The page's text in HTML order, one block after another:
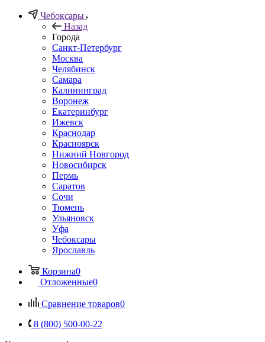
Чебоксары
Назад
Города
Санкт-Петербург
Москва
Челябинск
Самара
Калининград
Воронеж
Екатеринбург
Ижевск
Краснодар
Красноярск
Нижний Новгород
Новосибирск
Пермь
Саратов
Сочи
Тюмень
Ульяновск
Уфа
Чебоксары
Ярославль
Корзина0
Отложенные0
Сравнение товаров0
8 (800) 500-00-22